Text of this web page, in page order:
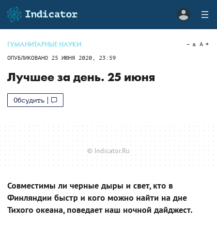
ГУМАНИТАРНЫЕ НАУКИ
ОПУБЛИКОВАНО 25 ИЮНЯ 2020, 23:59
a A
Лучшее за день. 25 июня
Обсудить
© Indicator.Ru
Совместимы ли черные дыры и свет, кто в
Финляндии быстр и кого можно найти на дне
Тихого океана, поведает наш ночной дайджест.